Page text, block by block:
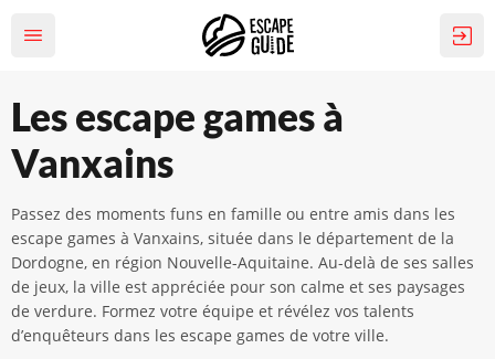
Les escape games à
Vanxains
Passez des moments funs en famille ou entre amis dans les
escape games à Vanxains, située dans le département de la
Dordogne, en région Nouvelle-Aquitaine. Au-delà de ses salles
de jeux, la ville est appréciée pour son calme et ses paysages
de verdure. Formez votre équipe et révélez vos talents
d’enquêteurs dans les escape games de votre ville.